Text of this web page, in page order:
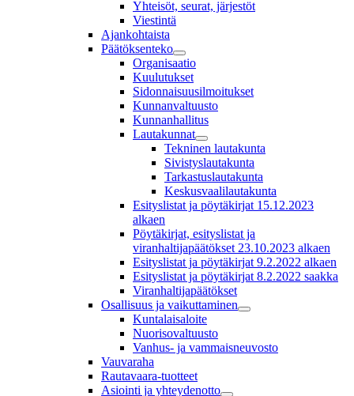
Yhteisöt, seurat, järjestöt
Viestintä
Ajankohtaista
Päätöksenteko
Organisaatio
Kuulutukset
Sidonnaisuusilmoitukset
Kunnanvaltuusto
Kunnanhallitus
Lautakunnat
Tekninen lautakunta
Sivistyslautakunta
Tarkastuslautakunta
Keskusvaalilautakunta
Esityslistat ja pöytäkirjat 15.12.2023
alkaen
Pöytäkirjat, esityslistat ja
viranhaltijapäätökset 23.10.2023 alkaen
Esityslistat ja pöytäkirjat 9.2.2022 alkaen
Esityslistat ja pöytäkirjat 8.2.2022 saakka
Viranhaltijapäätökset
Osallisuus ja vaikuttaminen
Kuntalaisaloite
Nuorisovaltuusto
Vanhus- ja vammaisneuvosto
Vauvaraha
Rautavaara-tuotteet
Asiointi ja yhteydenotto